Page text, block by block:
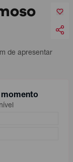
de apresentar